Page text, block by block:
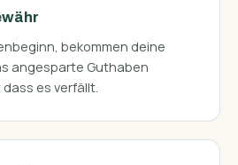
bekommen deine
angesparte Guthaben
es verfällt.